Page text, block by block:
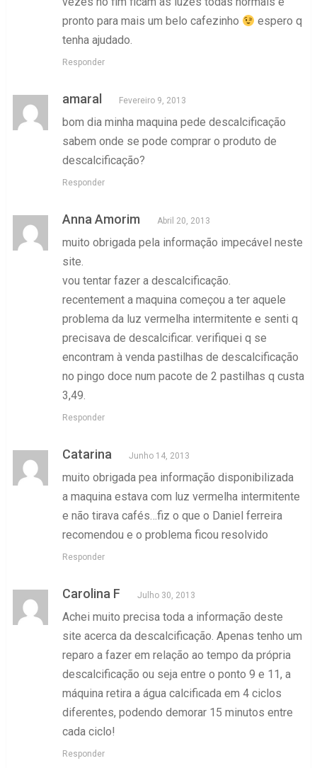
pronto para mais um belo cafezinho
espero q
tenha ajudado.
Responder
amaral Fevereiro 9, 2013
bom dia minha maquina pede descalcificação
sabem onde se pode comprar o produto de
descalcificação?
Responder
Anna Amorim Abril 20, 2013
muito obrigada pela informação impecável neste
site.
vou tentar fazer a descalcificação.
recentement a maquina começou a ter aquele
problema da luz vermelha intermitente e senti q
precisava de descalcificar. verifiquei q se
encontram à venda pastilhas de descalcificação
no pingo doce num pacote de 2 pastilhas q custa
3,49.
Responder
Catarina Junho 14, 2013
muito obrigada pea informação disponibilizada
a maquina estava com luz vermelha intermitente
e não tirava cafés…fiz o que o Daniel ferreira
recomendou e o problema ficou resolvido
Responder
Carolina F Julho 30, 2013
Achei muito precisa toda a informação deste
site acerca da descalcificação. Apenas tenho um
reparo a fazer em relação ao tempo da própria
descalcificação ou seja entre o ponto 9 e 11, a
máquina retira a água calcificada em 4 ciclos
diferentes, podendo demorar 15 minutos entre
cada ciclo!
Responder